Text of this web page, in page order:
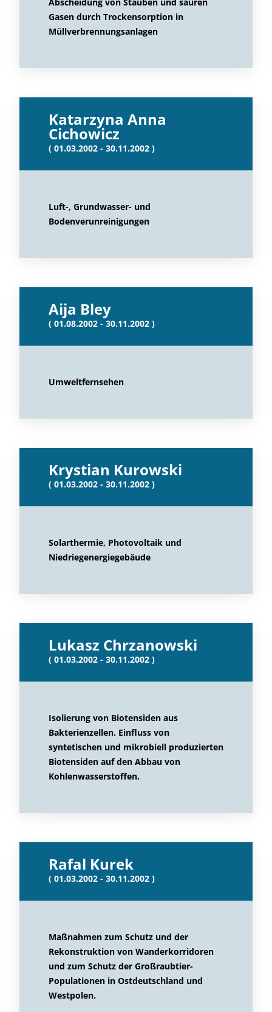
Gasen durch Trockensorption in
Müllverbrennungsanlagen
Katarzyna Anna
Cichowicz
( 01.03.2002 - 30.11.2002 )
Luft-, Grundwasser- und
Bodenverunreinigungen
Aija Bley
( 01.08.2002 - 30.11.2002 )
Umweltfernsehen
Krystian Kurowski
( 01.03.2002 - 30.11.2002 )
Solarthermie, Photovoltaik und
Niedriegenergiegebäude
Lukasz Chrzanowski
( 01.03.2002 - 30.11.2002 )
Isolierung von Biotensiden aus
Bakterienzellen. Einfluss von
syntetischen und mikrobiell produzierten
Biotensiden auf den Abbau von
Kohlenwasserstoffen.
Rafal Kurek
( 01.03.2002 - 30.11.2002 )
Maßnahmen zum Schutz und der
Rekonstruktion von Wanderkorridoren
und zum Schutz der Großraubtier-
Populationen in Ostdeutschland und
Westpolen.